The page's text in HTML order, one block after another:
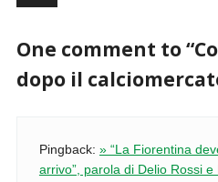
One comment to
dopo il
Pingback: » “La Fiorentina
arrivo”, parola di Delio Rossi